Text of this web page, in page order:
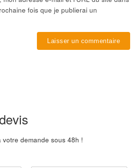
fois que je publierai un
demande sous 48h !